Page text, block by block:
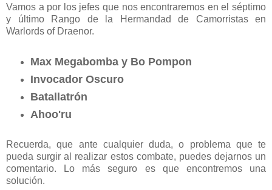
Vamos a por los jefes que nos encontraremos en el séptimo
y último Rango de la Hermandad de Camorristas en
Warlords of Draenor.
Max Megabomba y Bo Pompon
Invocador Oscuro
Batallatrón
Ahoo'ru
Recuerda, que ante cualquier duda, o problema que te
pueda surgir al realizar estos combate, puedes dejarnos un
comentario. Lo más seguro es que encontremos una
solución.